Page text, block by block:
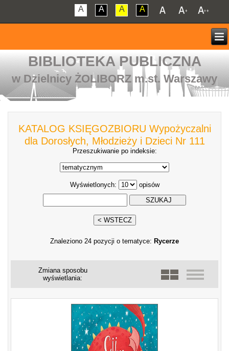
A A A A
BIBLIOTEKA PUBLICZNA
w Dzielnicy ŻOLIBORZ m.st. Warszawy
KATALOG KSIĘGOZBIORU Wypożyczalni
dla Dorosłych, Młodzieży i Dzieci Nr 111
Przeszukiwanie po indeksie:
Wyświetlonych: opisów
Znaleziono 24 pozycji o tematyce: Rycerze
Zmiana sposobu
wyświetlania: